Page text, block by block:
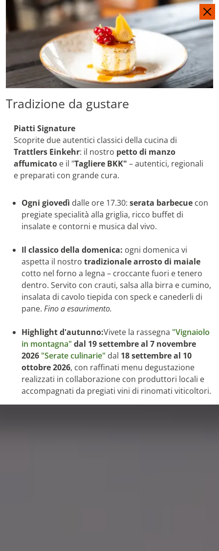
DE EN
Tradizione da gustare
Piatti Signature
Scoprite due autentici classici della cucina di
Trattlers Einkehr: il nostro petto di manzo
affumicato e il "Tagliere BKK" – autentici, regionali
e preparati con grande cura.
Ogni giovedì dalle ore 17.30: serata barbecue con
pregiate specialità alla griglia, ricco buffet di
insalate e contorni e musica dal vivo.
Il classico della domenica: ogni domenica vi
aspetta il nostro tradizionale arrosto di maiale
cotto nel forno a legna – croccante fuori e tenero
dentro. Servito con crauti, salsa alla birra e cumino,
insalata di cavolo tiepida con speck e canederli di
pane. Fino a esaurimento.
Highlight d'autunno:Vivete la rassegna "Vignaiolo
in montagna" dal 19 settembre al 7 novembre
2026 "Serate culinarie" dal 18 settembre al 10
ottobre 2026, con raffinati menu degustazione
realizzati in collaborazione con produttori locali e
accompagnati da pregiati vini di rinomati viticoltori.